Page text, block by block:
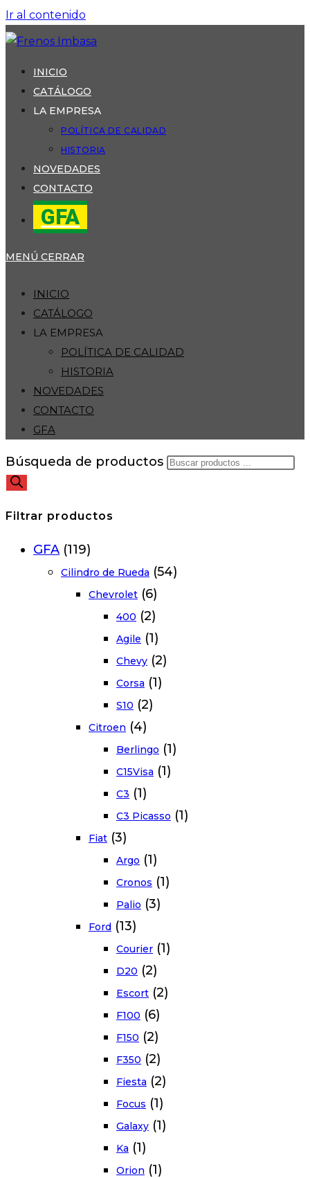
Ir al contenido
INICIO
CATÁLOGO
LA EMPRESA
POLÍTICA DE CALIDAD
HISTORIA
NOVEDADES
CONTACTO
GFA
MENÚ CERRAR
INICIO
CATÁLOGO
LA EMPRESA
POLÍTICA DE CALIDAD
HISTORIA
NOVEDADES
CONTACTO
GFA
Búsqueda de productos
Filtrar productos
GFA (119)
Cilindro de Rueda (54)
Chevrolet (6)
400 (2)
Agile (1)
Chevy (2)
Corsa (1)
S10 (2)
Citroen (4)
Berlingo (1)
C15Visa (1)
C3 (1)
C3 Picasso (1)
Fiat (3)
Argo (1)
Cronos (1)
Palio (3)
Ford (13)
Courier (1)
D20 (2)
Escort (2)
F100 (6)
F150 (2)
F350 (2)
Fiesta (2)
Focus (1)
Galaxy (1)
Ka (1)
Orion (1)